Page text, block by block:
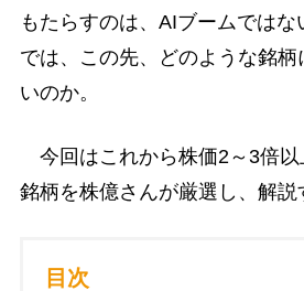
もたらすのは、AIブームではな
では、この先、どのような銘柄
いのか。
今回はこれから株価2～3倍以
銘柄を株億さんが厳選し、解説
目次